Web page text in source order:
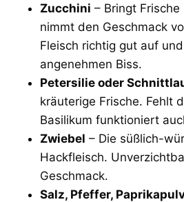
Zucchini – Bringt
nimmt den Geschmack
Fleisch richtig gut auf
angenehmen Biss.
Petersilie oder
kräuterige Frische. Fehlt
Basilikum funktioniert
Zwiebel – Die süßlich-
Hackfleisch.
Geschmack.
Salz, Pfeffer,